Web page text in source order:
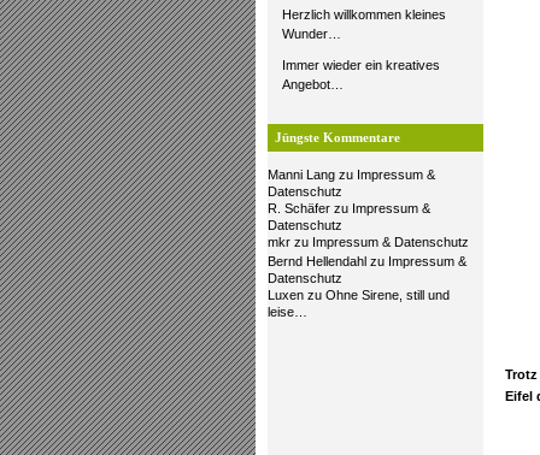
Herzlich willkommen kleines
Wunder…
Immer wieder ein kreatives
Angebot…
Jüngste Kommentare
Manni Lang zu Impressum &
Datenschutz
R. Schäfer zu Impressum &
Datenschutz
mkr zu Impressum & Datenschutz
Bernd Hellendahl zu Impressum &
Datenschutz
Luxen zu Ohne Sirene, still und
leise…
Trotz
Eifel